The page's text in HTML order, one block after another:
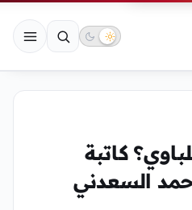
كاتبة
السعدني